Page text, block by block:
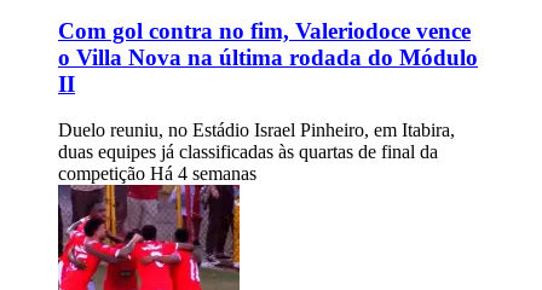
Com gol contra no fim, Valeriodoce vence
o Villa Nova na última rodada do Módulo
II
Duelo reuniu, no Estádio Israel Pinheiro, em Itabira,
duas equipes já classificadas às quartas de final da
competição Há 4 semanas